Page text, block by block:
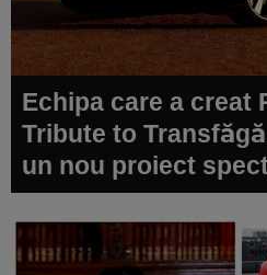
Echipa care a creat
Tribute to
un nou proiect